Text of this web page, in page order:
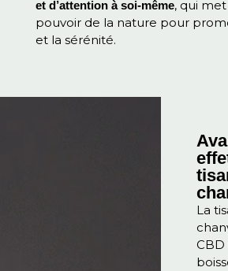
et d’attention à soi-même, qui
pouvoir de la nature pour
et la sérénité.
La
CBD